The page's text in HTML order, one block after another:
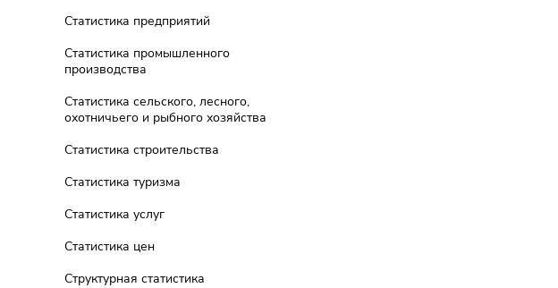
Статистика предприятий
Статистика промышленного
производства
Статистика сельского, лесного,
охотничьего и рыбного хозяйства
Статистика строительства
Статистика туризма
Статистика услуг
Статистика цен
Структурная статистика